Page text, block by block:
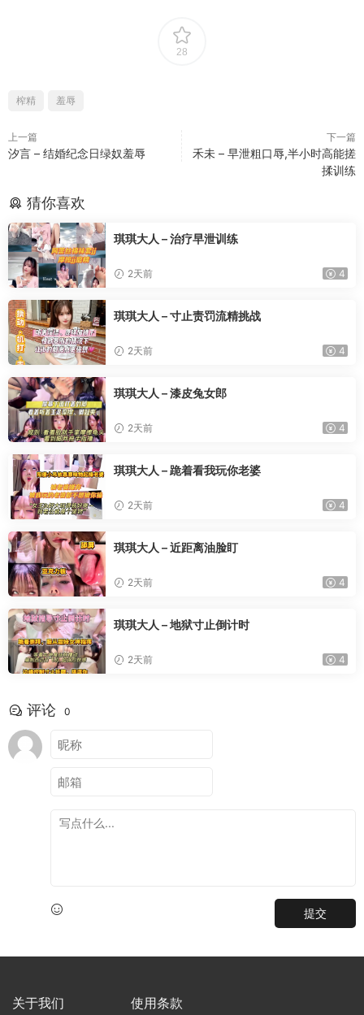
28
榨精 羞辱
上一篇
汐言 – 结婚纪念日绿奴羞辱
下一篇
禾未 – 早泄粗口辱,半小时高能搓
揉训练
猜你喜欢
琪琪大人 – 治疗早泄训练
2天前 4
琪琪大人 – 寸止责罚流精挑战
2天前 4
琪琪大人 – 漆皮兔女郎
2天前 4
琪琪大人 – 跪着看我玩你老婆
2天前 4
琪琪大人 – 近距离油脸盯
2天前 4
琪琪大人 – 地狱寸止倒计时
2天前 4
评论 0
提交
关于我们 使用条款